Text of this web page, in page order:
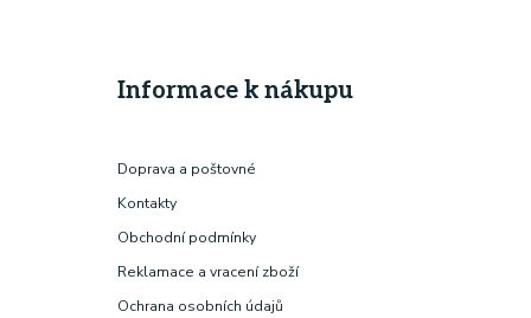
Informace k nákupu
Doprava a poštovné
Kontakty
Obchodní podmínky
Reklamace a vracení zboží
Ochrana osobních údajů